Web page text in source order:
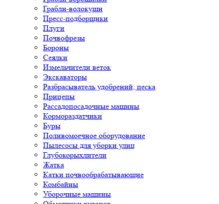
Грабли-волокуши
Пресс-подборщики
Плуги
Почвофрезы
Бороны
Сеялки
Измельчители веток
Экскаваторы
Разбрасыватель удобрений, песка
Прицепы
Рассадопосадочные машины
Кормораздатчики
Буры
Поливомоечное оборудование
Пылесосы для уборки улиц
Глубокорыхлители
Жатка
Катки почвообрабатывающие
Комбайны
Уборочные машины